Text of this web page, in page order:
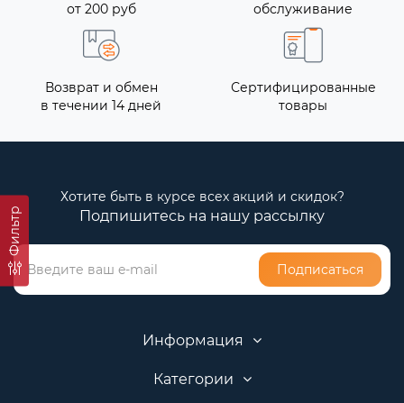
Фильтр
от 200 руб
обслуживание
Возврат и обмен
в течении 14 дней
Сертифицированные
товары
Хотите быть в курсе всех акций и скидок?
Подпишитесь на нашу рассылку
Подписаться
Информация
Категории